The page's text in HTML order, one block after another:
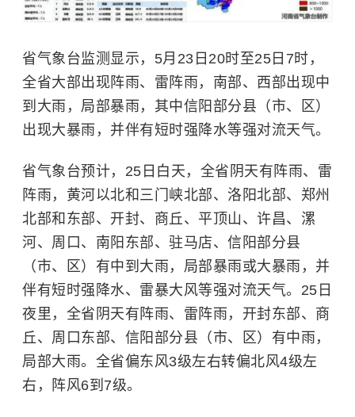
省气象台监测显示，5月23日20时至25日7时，
全省大部出现阵雨、雷阵雨，南部、西部出现中
到大雨，局部暴雨，其中信阳部分县（市、区）
出现大暴雨，并伴有短时强降水等强对流天气。
省气象台预计，25日白天，全省阴天有阵雨、雷
阵雨，黄河以北和三门峡北部、洛阳北部、郑州
北部和东部、开封、商丘、平顶山、许昌、漯
河、周口、南阳东部、驻马店、信阳部分县
（市、区）有中到大雨，局部暴雨或大暴雨，并
伴有短时强降水、雷暴大风等强对流天气。25日
夜里，全省阴天有阵雨、雷阵雨，开封东部、商
丘、周口东部、信阳部分县（市、区）有中雨，
局部大雨。全省偏东风3级左右转偏北风4级左
右，阵风6到7级。